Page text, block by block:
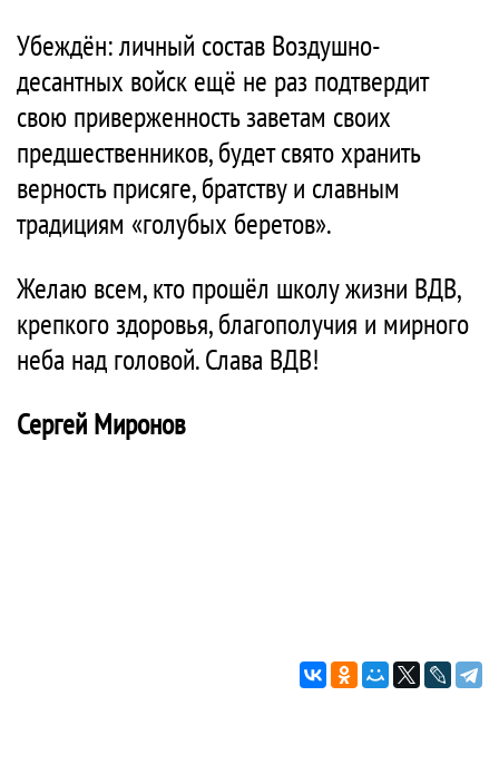
Убеждён: личный состав Воздушно-
десантных войск ещё не раз подтвердит
свою приверженность заветам своих
предшественников, будет свято хранить
верность присяге, братству и славным
традициям «голубых беретов».
Желаю всем, кто прошёл школу жизни ВДВ,
крепкого здоровья, благополучия и мирного
неба над головой. Слава ВДВ!
Сергей Миронов